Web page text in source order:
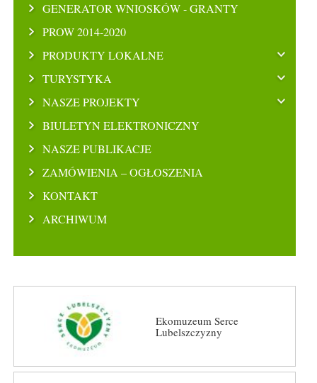
GENERATOR WNIOSKÓW - GRANTY
PROW 2014-2020
PRODUKTY LOKALNE
TURYSTYKA
NASZE PROJEKTY
BIULETYN ELEKTRONICZNY
NASZE PUBLIKACJE
ZAMÓWIENIA – OGŁOSZENIA
KONTAKT
ARCHIWUM
Ekomuzeum Serce
Lubelszczyzny